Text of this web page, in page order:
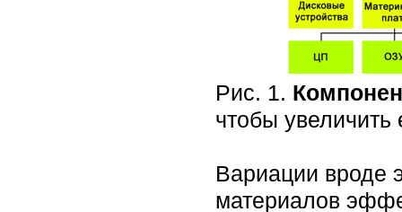
Рис. 1.
чтобы увеличить
Вариации вроде
материалов